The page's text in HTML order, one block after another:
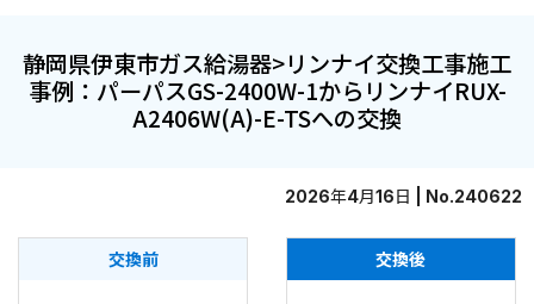
静岡県伊東市ガス給湯器>リンナイ交換工事施工
事例：パーパスGS-2400W-1からリンナイRUX-
A2406W(A)-E-TSへの交換
2026年4月16日 | No.240622
交換前 交換後